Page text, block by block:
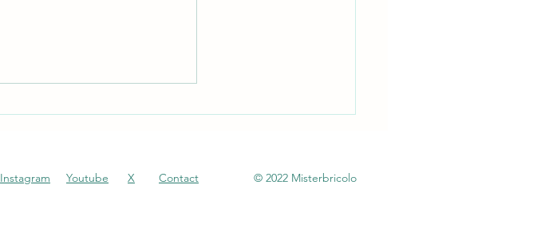
clôture dans son jardin : ce que
Instagram Youtube X Contact © 2022 Misterbricolo